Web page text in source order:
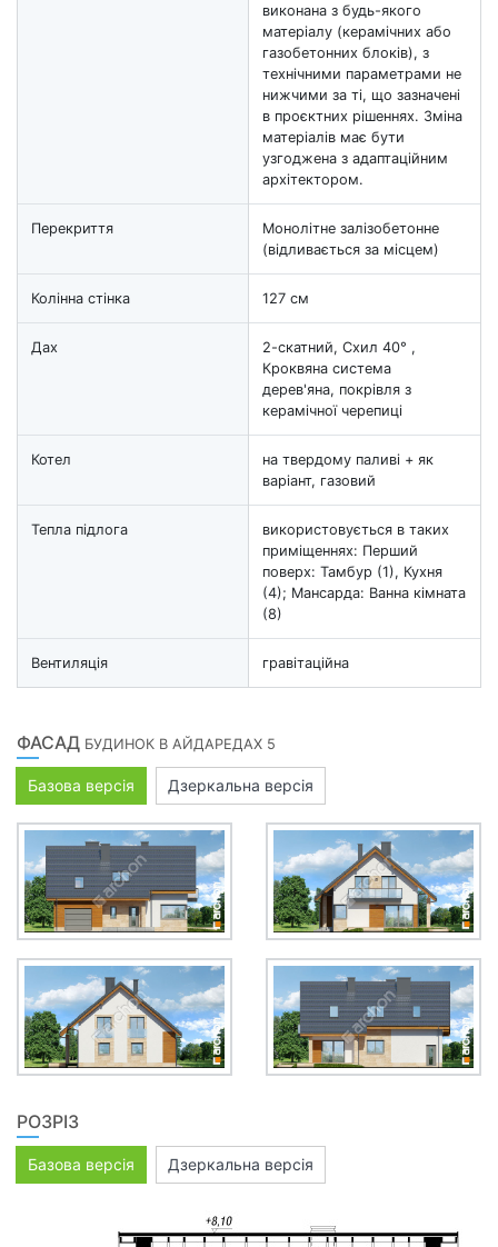
виконана з будь-якого
матеріалу (керамічних або
газобетонних блоків), з
технічними параметрами не
нижчими за ті, що зазначені
в проєктних рішеннях. Зміна
матеріалів має бути
узгоджена з адаптаційним
архітектором.
Перекриття
Монолітне залізобетонне
(відливається за місцем)
Колінна стінка 127 см
Дах
2-скатний, Схил 40° ,
Кроквяна система
дерев'яна, покрівля з
керамічної черепиці
Котел
на твердому паливі + як
варіант, газовий
Тепла підлога
використовується в таких
приміщеннях: Перший
поверх: Тамбур (1), Кухня
(4); Мансарда: Ванна кімната
(8)
Вентиляція гравітаційна
ФАСАД БУДИНОК В АЙДАРЕДАХ 5
Базова версія Дзеркальна версія
РОЗРІЗ
Базова версія Дзеркальна версія